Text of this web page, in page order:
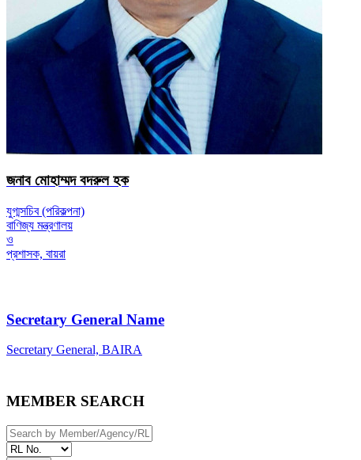
জনাব মোহাম্মদ বদরুল হক
যুগ্মসচিব (পরিকল্পনা)
বাণিজ্য মন্ত্রণালয়
ও
প্রশাসক, বায়রা
Secretary General Name
Secretary General, BAIRA
MEMBER SEARCH